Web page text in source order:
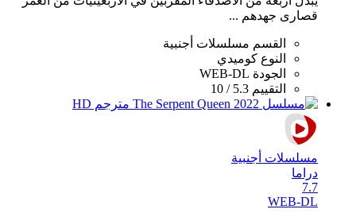
قصارى جهدهم ...
القسم مسلسلات أجنبية
النوع كوميدي
الجودة WEB-DL
التقييم 5.3 / 10
مسلسلات أجنبية
دراما
7.7
WEB-DL